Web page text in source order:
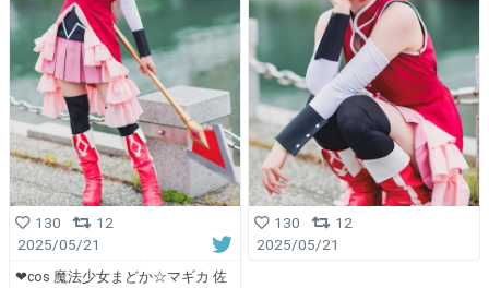
130
12
2025/05/21
❤cos 魔法少女まどか☆マギカ 佐
130
12
2025/05/21